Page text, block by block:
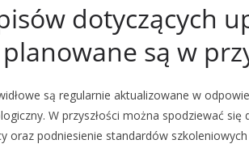
dotyczących
są w
są regularnie aktualizowane w
W przyszłości można spodziewać się
oraz podniesienie standardów